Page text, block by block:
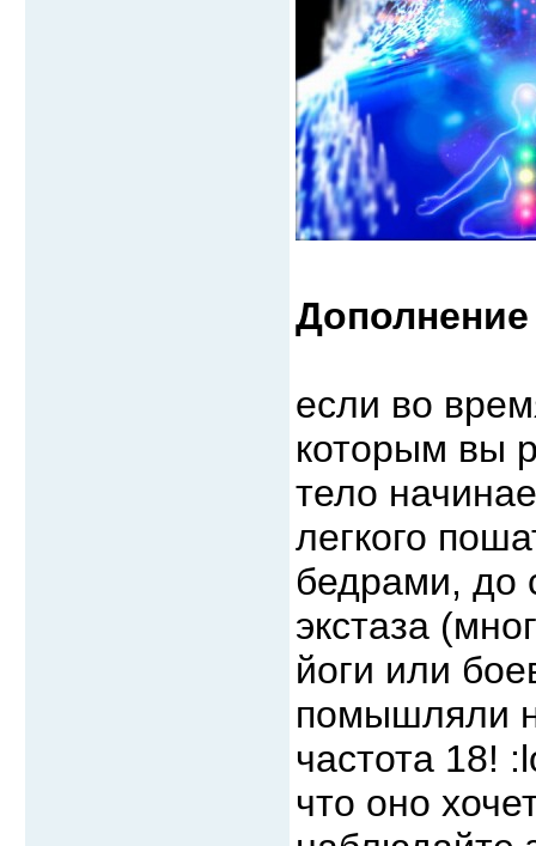
Дополнение
если во
которым вы
тело
легкого
бедрами, до
экстаза
йоги или
помышляли
частота 18!
что оно